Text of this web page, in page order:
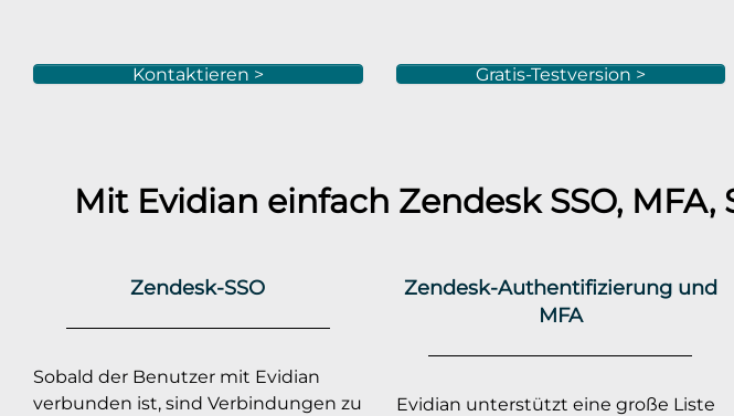
Kontaktieren > Gratis-Testversion >
Mit Evidian einfach ZendeskSSO,
Zendesk-SSO
Sobald der Benutzer mit Evidian
verbunden ist, sind Verbindungen zu
Zendesk-Authentifizierung und
MFA
Evidian unterstützt eine große Liste